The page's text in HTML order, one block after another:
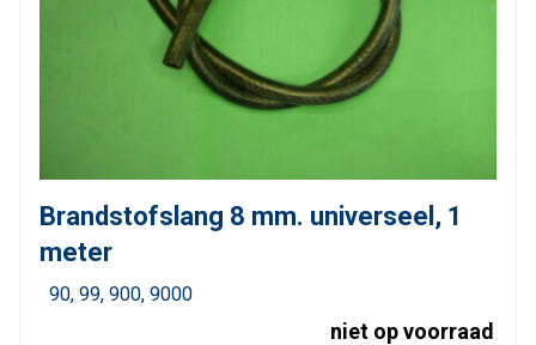
Brandstofslang 8 mm. universeel, 1
meter
90 99 900 9000
niet op voorraad